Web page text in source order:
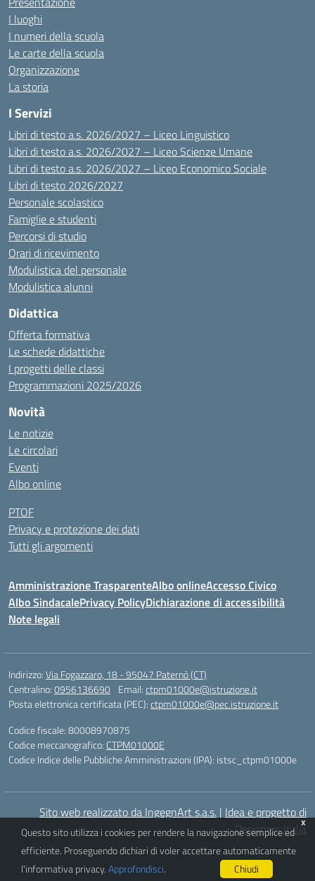
I luoghi
I numeri della scuola
Le carte della scuola
Organizzazione
La storia
I Servizi
Libri di testo a.s. 2026/2027 – Liceo Linguistico
Libri di testo a.s. 2026/2027 – Liceo Scienze Umane
Libri di testo a.s. 2026/2027 – Liceo Economico Sociale
Libri di testo 2026/2027
Personale scolastico
Famiglie e studenti
Percorsi di studio
Orari di ricevimento
Modulistica del personale
Modulistica alunni
Didattica
Offerta formativa
Le schede didattiche
I progetti delle classi
Programmazioni 2025/2026
Novità
Le notizie
Le circolari
Eventi
Albo online
PTOF
Privacy e protezione dei dati
Tutti gli argomenti
Amministrazione TrasparenteAlbo onlineAccesso Civico
Albo SindacalePrivacy PolicyDichiarazione di accessibilità
Note legali
Indirizzo:Via Fogazzaro, 18 - 95047 Paternò (CT)
Centralino:0956136690 Email:ctpm01000e@istruzione.it
Posta elettronica certificata (PEC):ctpm01000e@pec.istruzione.it
Codice fiscale: 80008970875
Codice meccanografico: CTPM01000E
Codice Indice delle Pubbliche Amministrazioni (IPA): istsc_ctpm01000e
Sito web realizzato da IngegnArt s.a.s. | Idea e progetto di
Designers Italia
x
Questo sito utilizza i cookies per rendere la navigazione semplice ed
efficiente. Proseguendo dichiari di voler accettare automaticamente
l'informativa privacy.Approfondisci. Chiudi